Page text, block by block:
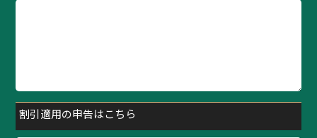
割引適用の申告はこちら